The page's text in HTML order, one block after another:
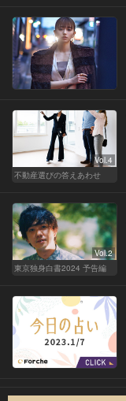
Vol.4
不動産選びの答えあわせ
Vol.2
東京独身白書2024 予告編